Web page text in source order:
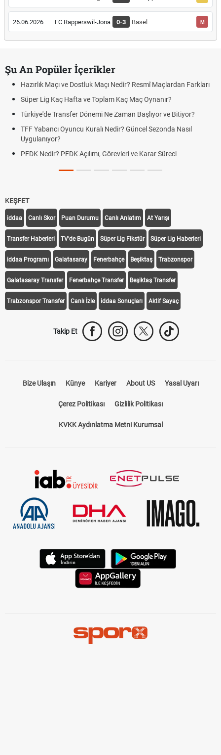
26.06.2026 FC Rapperswil-Jona 0-3 Basel M
Şu An Popüler İçerikler
Hazırlık Maçı ve Dostluk Maçı Nedir? Resmî Maçlardan Farkları
Süper Lig Kaç Hafta ve Toplam Kaç Maç Oynanır?
Türkiye'de Transfer Dönemi Ne Zaman Başlıyor ve Bitiyor?
TFF Yabancı Oyuncu Kuralı Nedir? Güncel Sezonda Nasıl
Uygulanıyor?
PFDK Nedir? PFDK Açılımı, Görevleri ve Karar Süreci
KEŞFET
iddaa Canlı Skor Puan Durumu Canlı Anlatım At Yarışı
Transfer Haberleri TV'de Bugün Süper Lig Fikstür Süper Lig Haberleri
iddaa Programı Galatasaray Fenerbahçe Beşiktaş Trabzonspor
Galatasaray Transfer Fenerbahçe Transfer Beşiktaş Transfer
Trabzonspor Transfer Canlı İzle iddaa Sonuçları Aktif Sayaç
Takip Et
Bize Ulaşın Künye Kariyer About US Yasal Uyarı
Çerez Politikası Gizlilik Politikası
KVKK Aydınlatma Metni Kurumsal